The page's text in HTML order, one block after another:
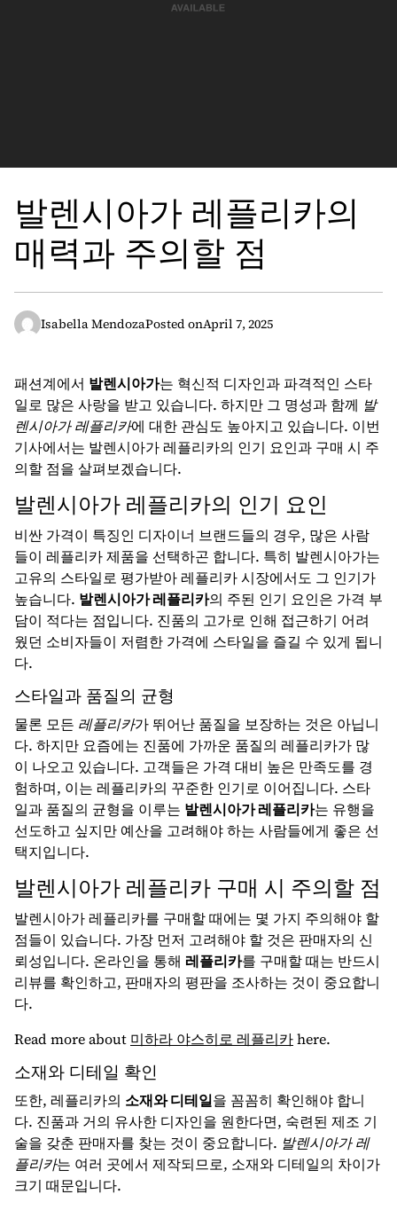
발렌시아가 레플리카의
매력과 주의할 점
Isabella MendozaPosted onApril 7, 2025
패션계에서 발렌시아가는 혁신적 디자인과 파격적인 스타
일로 많은 사랑을 받고 있습니다. 하지만 그 명성과 함께 발
렌시아가 레플리카에 대한 관심도 높아지고 있습니다. 이번
기사에서는 발렌시아가 레플리카의 인기 요인과 구매 시 주
의할 점을 살펴보겠습니다.
발렌시아가 레플리카의 인기 요인
비싼 가격이 특징인 디자이너 브랜드들의 경우, 많은 사람
들이 레플리카 제품을 선택하곤 합니다. 특히 발렌시아가는
고유의 스타일로 평가받아 레플리카 시장에서도 그 인기가
높습니다. 발렌시아가 레플리카의 주된 인기 요인은 가격 부
담이 적다는 점입니다. 진품의 고가로 인해 접근하기 어려
웠던 소비자들이 저렴한 가격에 스타일을 즐길 수 있게 됩니
다.
스타일과 품질의 균형
물론 모든 레플리카가 뛰어난 품질을 보장하는 것은 아닙니
다. 하지만 요즘에는 진품에 가까운 품질의 레플리카가 많
이 나오고 있습니다. 고객들은 가격 대비 높은 만족도를 경
험하며, 이는 레플리카의 꾸준한 인기로 이어집니다. 스타
일과 품질의 균형을 이루는 발렌시아가 레플리카는 유행을
선도하고 싶지만 예산을 고려해야 하는 사람들에게 좋은 선
택지입니다.
발렌시아가 레플리카 구매 시 주의할 점
발렌시아가 레플리카를 구매할 때에는 몇 가지 주의해야 할
점들이 있습니다. 가장 먼저 고려해야 할 것은 판매자의 신
뢰성입니다. 온라인을 통해 레플리카를 구매할 때는 반드시
리뷰를 확인하고, 판매자의 평판을 조사하는 것이 중요합니
다.
Read more about 미하라 야스히로 레플리카here.
소재와 디테일 확인
또한, 레플리카의 소재와 디테일을 꼼꼼히 확인해야 합니
다. 진품과 거의 유사한 디자인을 원한다면, 숙련된 제조 기
술을 갖춘 판매자를 찾는 것이 중요합니다. 발렌시아가 레
플리카는 여러 곳에서 제작되므로, 소재와 디테일의 차이가
크기 때문입니다.